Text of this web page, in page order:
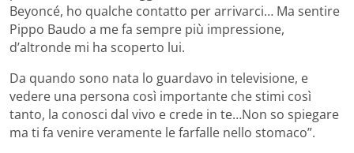
Beyoncé, ho qualche contatto per arrivarci… Ma sentire
Pippo Baudo a me fa sempre più impressione,
d’altronde mi ha scoperto lui.
Da quando sono nata lo guardavo in televisione, e
vedere una persona così importante che stimi così
tanto, la conosci dal vivo e crede in te…Non so spiegare
ma ti fa venire veramente le farfalle nello stomaco”.